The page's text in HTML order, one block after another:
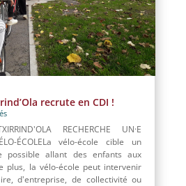
recrute en CDI !
RECHERCHE UN·E
ÉCOLELa vélo-école cible un
possible allant des enfants aux
plus, la vélo-école peut intervenir
d'entreprise, de collectivité ou